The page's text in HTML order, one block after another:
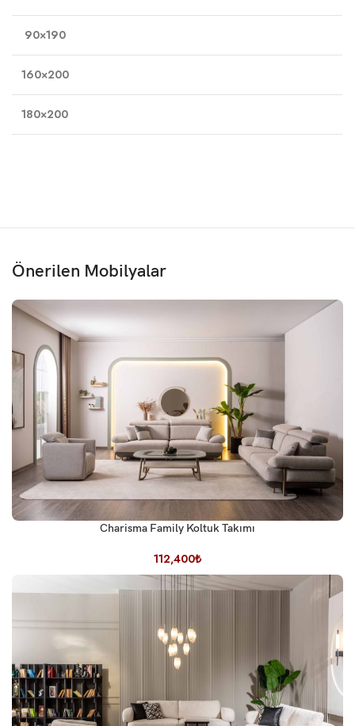
90×190
160×200
180×200
Önerilen Mobilyalar
Charisma Family Koltuk Takımı
112,400₺